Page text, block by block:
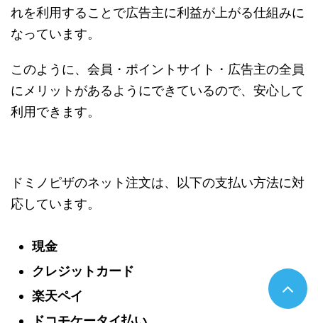
れを利用することで広告主に利益が上がる仕組みに
なっています。
このように、会員・ポイントサイト・広告主の全員
にメリットがあるようにできているので、安心して
利用できます。
ドミノピザのネット注文は、以下の支払い方法に対
応しています。
現金
クレジットカード
楽天ペイ